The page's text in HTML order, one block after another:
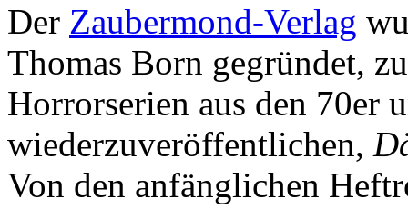
Der Zaubermond-Verlag
Thomas Born gegründet,
Horrorserien aus den 70er
wiederzuveröffentlichen,
Von den anfänglichen